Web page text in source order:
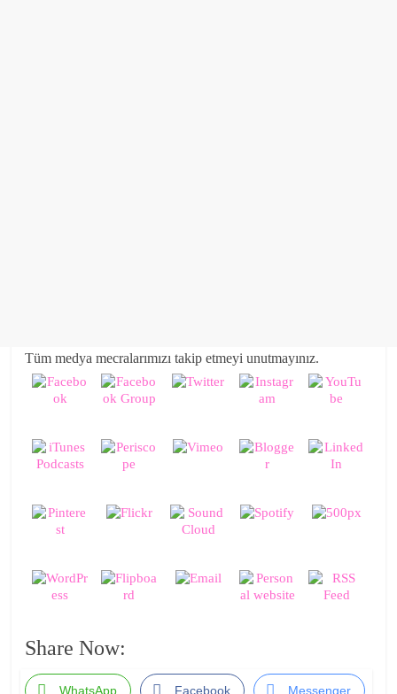
Tüm medya mecralarımızı takip etmeyi unutmayınız.
Share Now:
WhatsApp Facebook Messenger